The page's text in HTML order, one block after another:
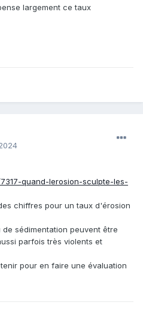
largement ce taux
quand-lerosion-sculpte-les-
chiffres pour un taux d'érosion
sédimentation peuvent être
parfois très violents et
pour en faire une évaluation